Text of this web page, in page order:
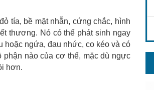
tía, bề mặt nhẵn, cứng chắc, hình
thương. Nó có thể phát sinh ngay
hoặc ngứa, đau nhức, co kéo và có
nào của cơ thể, mặc dù ngực
hơn.